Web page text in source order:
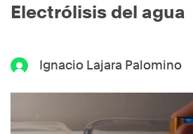
Electrólisis del agua
Ignacio Lajara Palomino